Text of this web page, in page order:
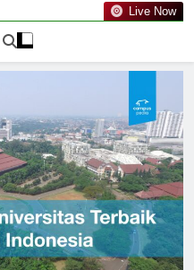
Live Now